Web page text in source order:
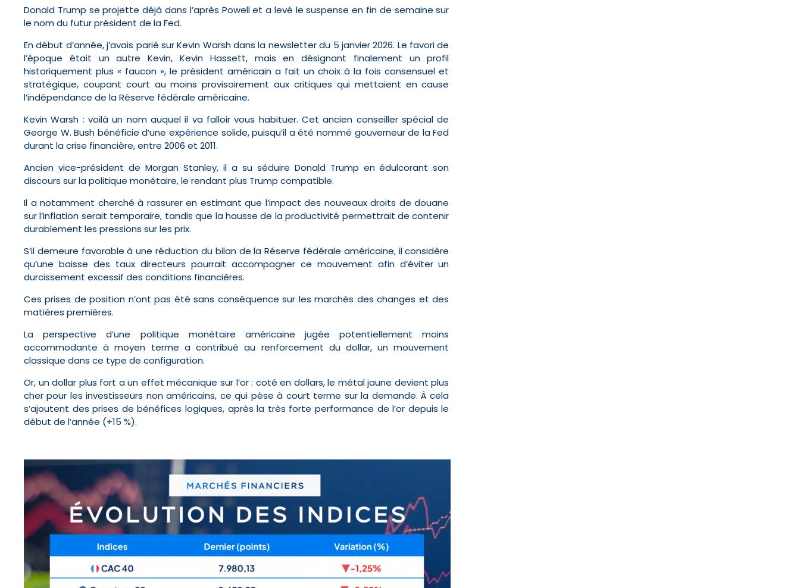
Donald Trump se projette déjà dans l’après Powell et a levé le suspense en fin de semaine sur
le nom du futur président de la Fed.
En début d’année, j’avais parié sur Kevin Warsh dans la newsletter du 5 janvier 2026. Le favori de
l’époque était un autre Kevin, Kevin Hassett, mais en désignant finalement un profil
historiquement plus « faucon », le président américain a fait un choix à la fois consensuel et
stratégique, coupant court au moins provisoirement aux critiques qui mettaient en cause
l’indépendance de la Réserve fédérale américaine.
Kevin Warsh : voilà un nom auquel il va falloir vous habituer. Cet ancien conseiller spécial de
George W. Bush bénéficie d’une expérience solide, puisqu’il a été nommé gouverneur de la Fed
durant la crise financière, entre 2006 et 2011.
Ancien vice-président de Morgan Stanley, il a su séduire Donald Trump en édulcorant son
discours sur la politique monétaire, le rendant plus Trump compatible.
Il a notamment cherché à rassurer en estimant que l’impact des nouveaux droits de douane
sur l’inflation serait temporaire, tandis que la hausse de la productivité permettrait de contenir
durablement les pressions sur les prix.
S’il demeure favorable à une réduction du bilan de la Réserve fédérale américaine, il considère
qu’une baisse des taux directeurs pourrait accompagner ce mouvement afin d’éviter un
durcissement excessif des conditions financières.
Ces prises de position n’ont pas été sans conséquence sur les marchés des changes et des
matières premières.
La perspective d’une politique monétaire américaine jugée potentiellement moins
accommodante à moyen terme a contribué au renforcement du dollar, un mouvement
classique dans ce type de configuration.
Or, un dollar plus fort a un effet mécanique sur l’or : coté en dollars, le métal jaune devient plus
cher pour les investisseurs non américains, ce qui pèse à court terme sur la demande. À cela
s’ajoutent des prises de bénéfices logiques, après la très forte performance de l’or depuis le
début de l’année (+15 %).